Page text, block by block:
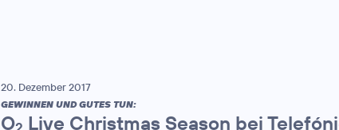
20. Dezember 2017
GEWINNEN UND GUTES TUN:
O Live Christmas Season bei